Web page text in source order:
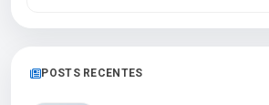
POSTS RECENTES